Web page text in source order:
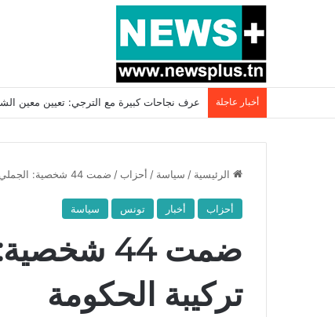
أخبار عاجلة بسبب المرزوقي وبتكليف من سعيّد: الخارجية
الرئيسية / سياسة / أحزاب / ضمت 44 شخصية: الجملي يكشف عن تركيبة الحكومة
أحزاب أخبار تونس سياسة
ضمت 44
تركيبة الحكومة